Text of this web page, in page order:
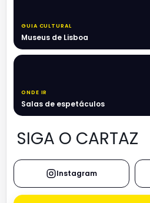
GUIA CULTURAL
Museus de Lisboa
ONDE IR
Salas de espetáculos
SIGA O CARTAZ
Instagram